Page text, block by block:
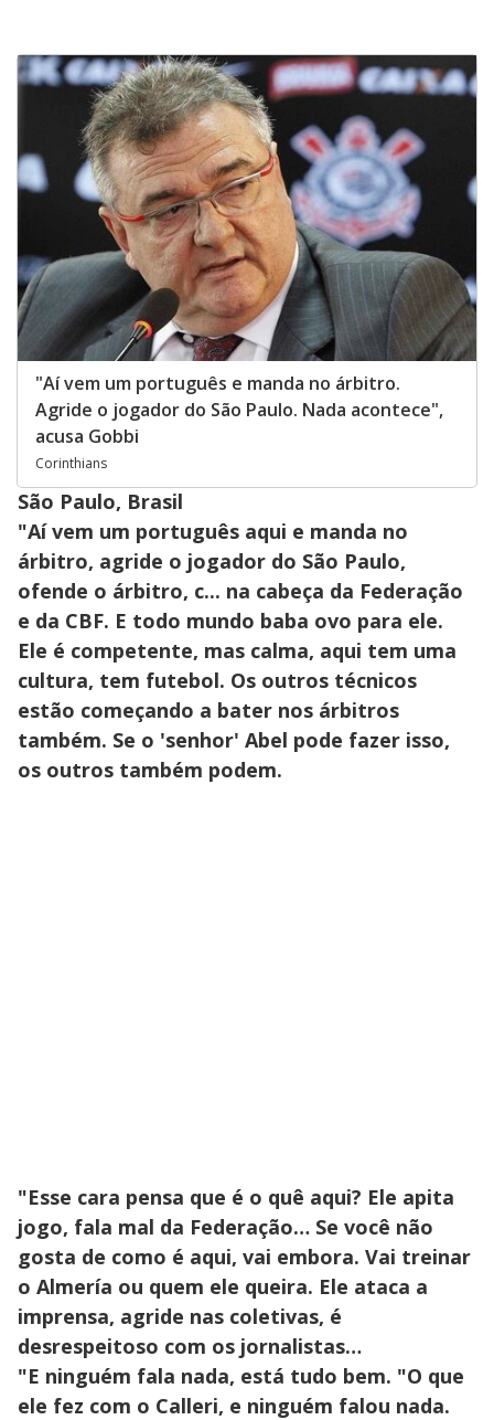
"Aí vem um português e manda no árbitro.
Agride o jogador do São Paulo. Nada acontece",
acusa Gobbi
Corinthians
São Paulo, Brasil
"Aí vem um português aqui e manda no
árbitro, agride o jogador do São Paulo,
ofende o árbitro, c... na cabeça da Federação
e da CBF. E todo mundo baba ovo para ele.
Ele é competente, mas calma, aqui tem uma
cultura, tem futebol. Os outros técnicos
estão começando a bater nos árbitros
também. Se o 'senhor' Abel pode fazer isso,
os outros também podem.
"Esse cara pensa que é o quê aqui? Ele apita
jogo, fala mal da Federação… Se você não
gosta de como é aqui, vai embora. Vai treinar
o Almería ou quem ele queira. Ele ataca a
imprensa, agride nas coletivas, é
desrespeitoso com os jornalistas…
"E ninguém fala nada, está tudo bem. "O que
ele fez com o Calleri, e ninguém falou nada.